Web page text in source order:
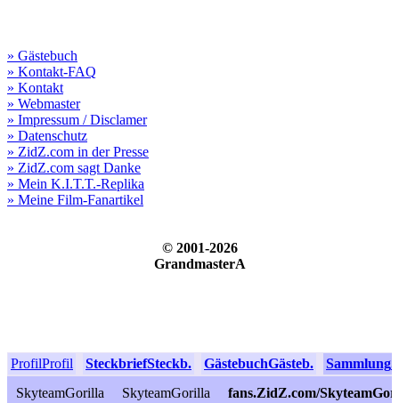
» Gästebuch
» Kontakt-FAQ
» Kontakt
» Webmaster
» Impressum / Disclamer
» Datenschutz
» ZidZ.com in der Presse
» ZidZ.com sagt Danke
» Mein K.I.T.T.-Replika
» Meine Film-Fanartikel
© 2001-2026
GrandmasterA
ProfilProfil SteckbriefSteckb. GästebuchGästeb. Sammlung
SkyteamGorilla
SkyteamGorilla fans.ZidZ.com/